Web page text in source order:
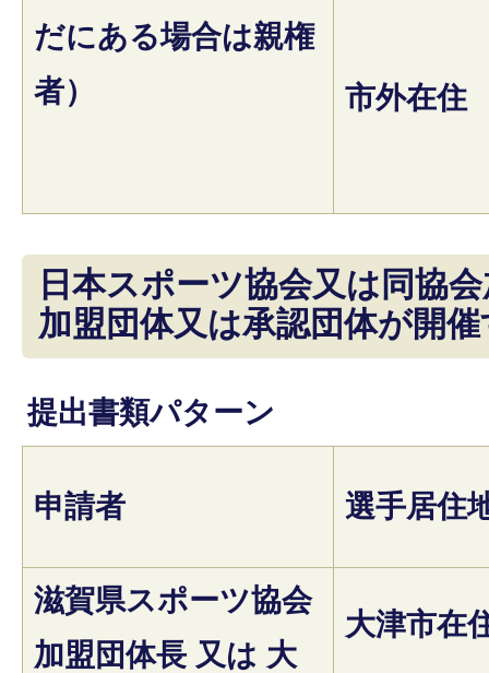
だにある場合は親権
者）
市外在住
日本スポーツ協会又は同協
加盟団体又は承認団体が開
提出書類パターン
申請者 選手居住
滋賀県スポーツ協会
加盟団体長 又は 大
大津市在